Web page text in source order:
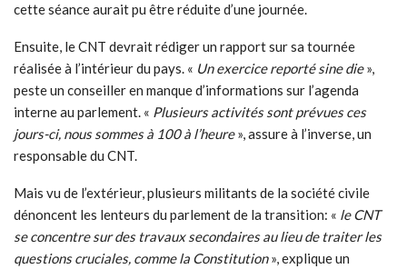
cette séance aurait pu être réduite d’une journée.
Ensuite, le CNT devrait rédiger un rapport sur sa tournée
réalisée à l’intérieur du pays. « Un exercice reporté sine die»,
peste un conseiller en manque d’informations sur l’agenda
interne au parlement. « Plusieurs activités sont prévues ces
jours-ci, nous sommes à 100 à l’heure», assure à l’inverse, un
responsable du CNT.
Mais vu de l’extérieur, plusieurs militants de la société civile
dénoncent les lenteurs du parlement de la transition: « le CNT
se concentre sur des travaux secondaires au lieu de traiter les
questions cruciales, comme la Constitution», explique un